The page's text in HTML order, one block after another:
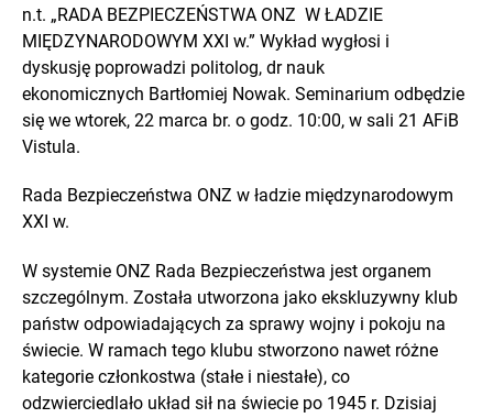
n.t. „RADA BEZPIECZEŃSTWA ONZ W ŁADZIE
MIĘDZYNARODOWYM XXI w.” Wykład wygłosi i
dyskusję poprowadzi politolog, dr nauk
ekonomicznych Bartłomiej Nowak. Seminarium odbędzie
się we wtorek, 22 marca br. o godz. 10:00, w sali 21 AFiB
Vistula.
Rada Bezpieczeństwa ONZ w ładzie międzynarodowym
XXI w.
W systemie ONZ Rada Bezpieczeństwa jest organem
szczególnym. Została utworzona jako ekskluzywny klub
państw odpowiadających za sprawy wojny i pokoju na
świecie. W ramach tego klubu stworzono nawet różne
kategorie członkostwa (stałe i niestałe), co
odzwierciedlało układ sił na świecie po 1945 r. Dzisiaj